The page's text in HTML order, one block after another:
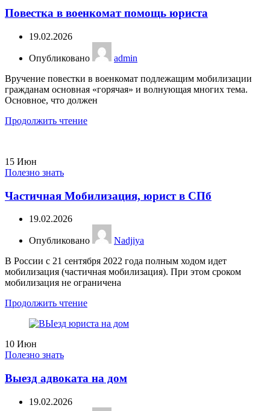
Повестка в военкомат помощь юриста
19.02.2026
Опубликовано
admin
Вручение повестки в военкомат подлежащим мобилизации
гражданам основная «горячая» и волнующая многих тема.
Основное, что должен
Продолжить чтение
15 Июн
Полезно знать
Частичная Мобилизация, юрист в СПб
19.02.2026
Опубликовано
Nadjiya
В России с 21 сентября 2022 года полным ходом идет
мобилизация (частичная мобилизация). При этом сроком
мобилизация не ограничена
Продолжить чтение
10 Июн
Полезно знать
Выезд адвоката на дом
19.02.2026